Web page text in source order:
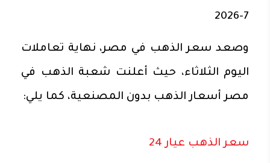
7-2026
وصعد سعر الذهب في مصر، نهاية تعاملات
اليوم الثلاثاء، حيث أعلنت شعبة الذهب في
مصر أسعار الذهب بدون المصنعية، كما يلي:
سعر الذهب عيار 24